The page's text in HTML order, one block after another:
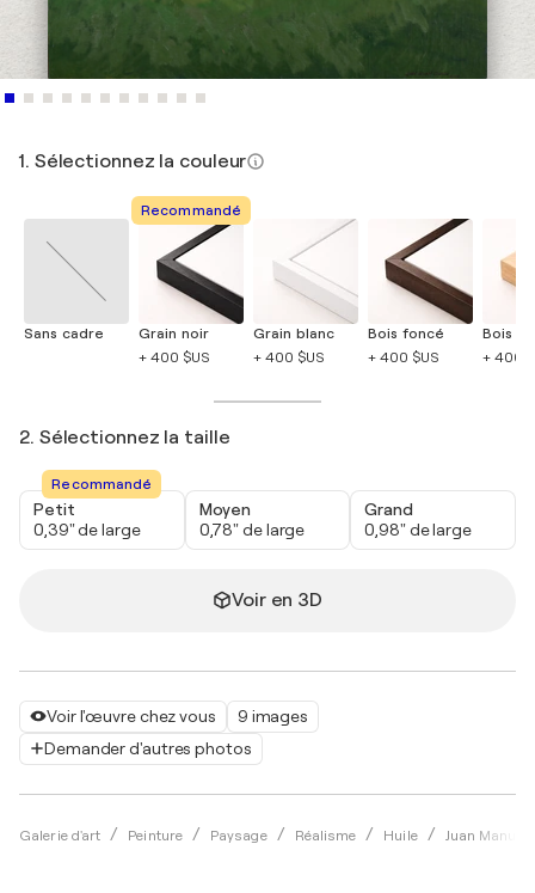
Voir l'œuvre chez vous
9 images
Demander d'autres photos
Galerie d'art Peinture Paysage Réalisme Huile Juan Manuel
1. Sélectionnez la couleur
Sans cadre
Recommandé
Grain noir
+ 400 $US
Grain blanc
+ 400 $US
Bois foncé
+ 400 $US
Bois
+ 400
2. Sélectionnez la taille
Recommandé
Petit
0,39" de large
Moyen
0,78" de large
Grand
0,98" de large
Voir en 3D